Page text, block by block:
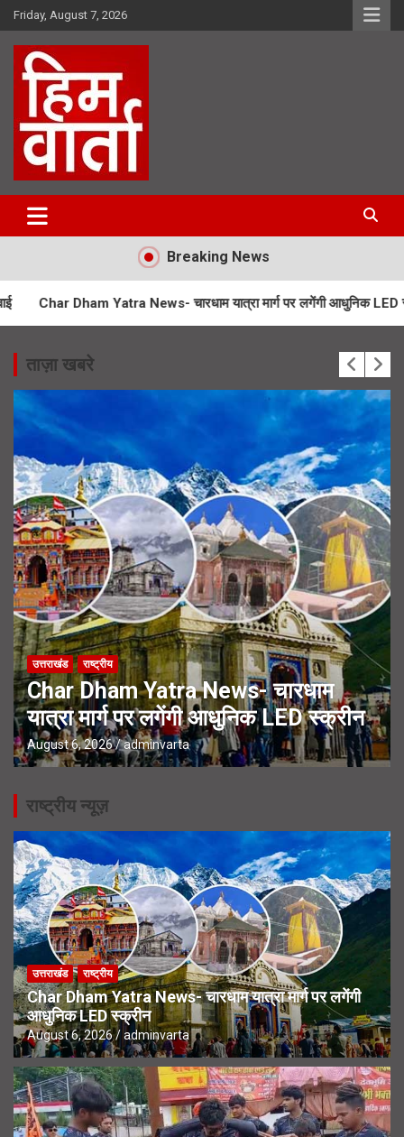
Skip
to
content
Friday, August 7, 2026
Him Varta
Breaking News
Yatra News- चारधाम यात्रा मार्ग पर लगेंगी आधुनिक LED स्क्रीन SIR
ताज़ा खबरे
उत्तराखंड राष्ट्रीय
Char Dham Yatra News- चारधाम
यात्रा मार्ग पर लगेंगी आधुनिक LED स्क्रीन
August 6, 2026 adminvarta
राष्ट्रीय न्यूज़
उत्तराखंड राष्ट्रीय
Char Dham Yatra News- चारधाम यात्रा मार्ग पर लगेंगी
आधुनिक LED स्क्रीन
August 6, 2026 adminvarta